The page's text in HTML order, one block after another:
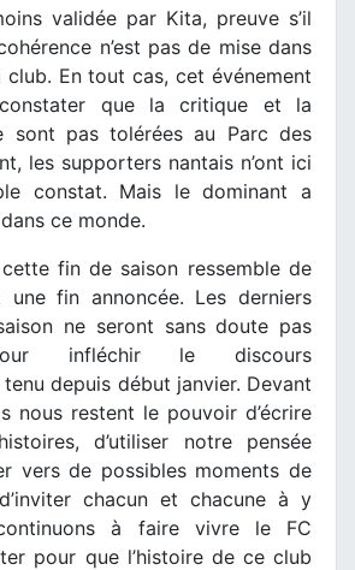
validée par Kita, preuve s’il
n’est pas de mise dans
club. En tout cas, cet événement
que la critique et la
sont pas tolérées au Parc des
les supporters nantais n’ont ici
constat. Mais le dominant a
ce monde.
fin de saison ressemble de
fin annoncée. Les derniers
ne seront sans doute pas
infléchir le discours
depuis début janvier. Devant
nous restent le pouvoir d’écrire
d’utiliser notre pensée
vers de possibles moments de
chacun et chacune à y
à faire vivre le FC
pour que l’histoire de ce club